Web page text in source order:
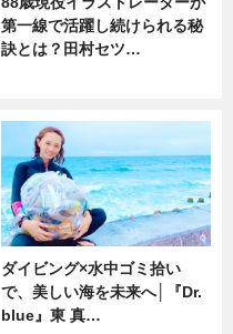
第一線で活躍し続けられる秘
訣とは？田村セツ…
ダイビング×水中ゴミ拾い
で、美しい海を未来へ│『Dr.
blue』東 真…